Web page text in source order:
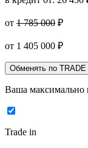
от 1 785 000 ₽
от 1 405 000 ₽
Обменять по TRADE
Ваша максимально
Trade in